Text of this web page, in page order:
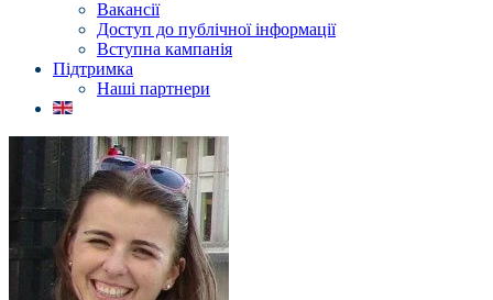
Вакансії
Доступ до публічної інформації
Вступна кампанія
Підтримка
Наші партнери